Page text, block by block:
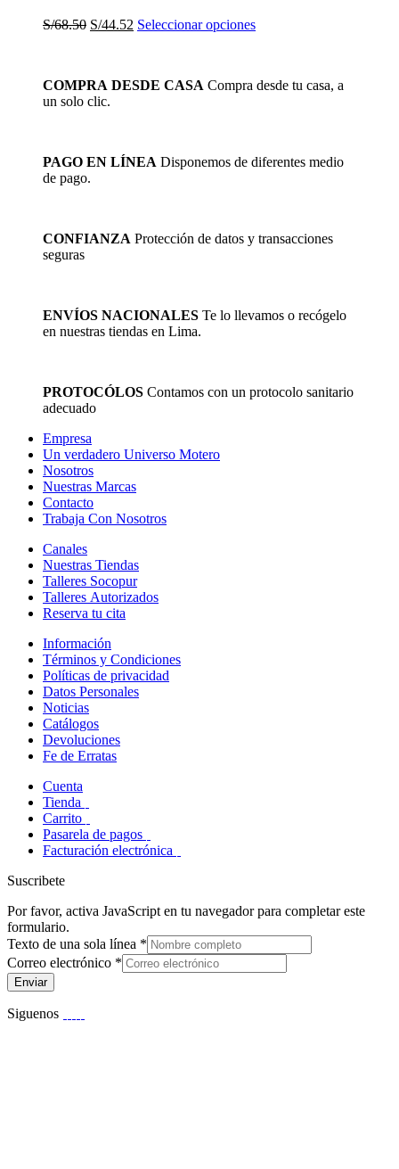
S/68.50 El
S/68.50.
S/44.52 El
S/44.52.
Seleccionar opcionesEste
variantes.
elegir
de
producto
COMPRA DESDE CASA Compra desde tu casa, a
un solo clic.
PAGO EN LÍNEA Disponemos de diferentes medio
de pago.
CONFIANZA Protección de datos y transacciones
seguras
ENVÍOS NACIONALES Te lo llevamos o recógelo
en nuestras tiendas en Lima.
PROTOCÓLOS Contamos con un protocolo sanitario
adecuado
Empresa
Un verdadero Universo Motero
Nosotros
Nuestras Marcas
Contacto
Trabaja Con Nosotros
Canales
Nuestras Tiendas
Talleres Socopur
Talleres Autorizados
Reserva tu cita
Información
Términos y Condiciones
Políticas de privacidad
Datos Personales
Noticias
Catálogos
Devoluciones
Fe de Erratas
Cuenta
Tienda
Carrito
Pasarela de pagos
Facturación electrónica
Suscribete
Por favor, activa JavaScript en tu navegador para completar este
formulario.
Texto de una sola línea *
Correo electrónico *
Enviar
Siguenos